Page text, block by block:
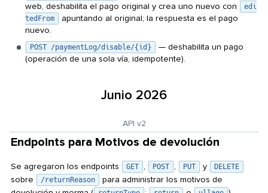
web, deshabilita el pago original y crea uno nuevo con
edi
tedFrom
apuntando al original; la respuesta es el pago
nuevo.
POST /paymentLog/disable/{id}
— deshabilita un pago
(operación de una sola vía, idempotente).
Junio 2026
API v2
Endpoints para Motivos de devolución
Se agregaron los endpoints GET , POST , PUT y DELETE
sobre /returnReason
para administrar los motivos de